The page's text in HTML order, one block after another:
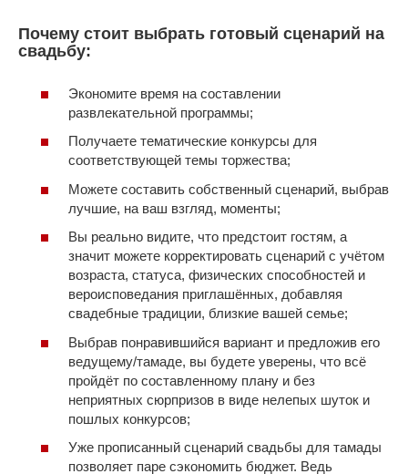
Почему стоит выбрать готовый сценарий на
свадьбу:
Экономите время на составлении
развлекательной программы;
Получаете тематические конкурсы для
соответствующей темы торжества;
Можете составить собственный сценарий, выбрав
лучшие, на ваш взгляд, моменты;
Вы реально видите, что предстоит гостям, а
значит можете корректировать сценарий с учётом
возраста, статуса, физических способностей и
вероисповедания приглашённых, добавляя
свадебные традиции, близкие вашей семье;
Выбрав понравившийся вариант и предложив его
ведущему/тамаде, вы будете уверены, что всё
пройдёт по составленному плану и без
неприятных сюрпризов в виде нелепых шуток и
пошлых конкурсов;
Уже прописанный сценарий свадьбы для тамады
позволяет паре сэкономить бюджет. Ведь